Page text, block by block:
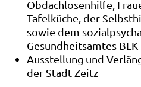
Obdachlosenhilfe,
Tafelküche, der
sowie dem
Gesundheitsamtes BLK
Ausstellung und
der Stadt Zeitz